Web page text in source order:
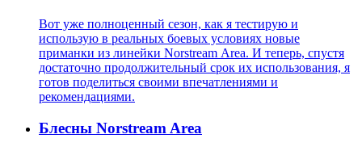
Вот уже полноценный сезон, как я тестирую и
использую в реальных боевых условиях новые
приманки из линейки Norstream Area. И теперь, спустя
достаточно продолжительный срок их использования, я
готов поделиться своими впечатлениями и
рекомендациями.
Блесны Norstream Area